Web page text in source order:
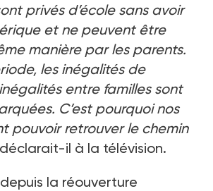
privés d’école sans avoir
et ne peuvent être
manière par les parents.
les inégalités de
entre familles sont
C’est pourquoi nos
pouvoir retrouver le chemin
il à la télévision.
la réouverture